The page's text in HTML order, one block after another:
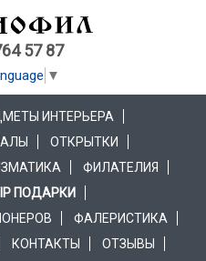
57 87
▼
ИНТЕРЬЕРА
ОТКРЫТКИ
ФИЛАТЕЛИЯ
ПОДАРКИ
ФАЛЕРИСТИКА
КОНТАКТЫ
ОТЗЫВЫ